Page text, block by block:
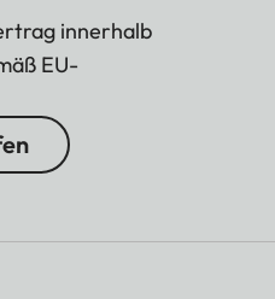
innerhalb
EU-